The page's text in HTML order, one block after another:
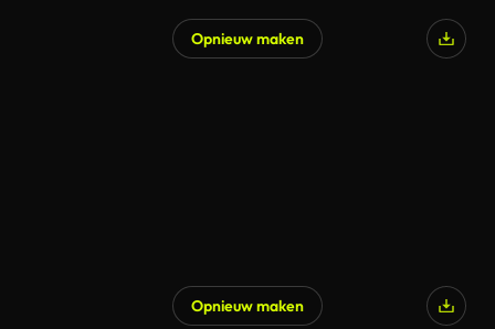
Opnieuw maken
Opnieuw maken